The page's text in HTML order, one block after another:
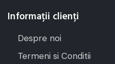
Informații clienți
Despre noi
Termeni si Conditii